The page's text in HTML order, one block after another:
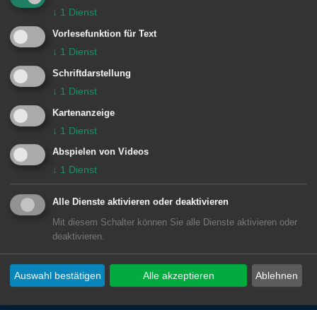
Besondere Vorkommnisse:
Einheiten Feuerwehr Aalen:
Zugführer vom Dienst
3 Ebnat / Waldhausen
↓ 1 Dienst
Vorlesefunktion für Text
↓ 1 Dienst
Schriftdarstellung
↓ 1 Dienst
Kartenanzeige
↓ 1 Dienst
Abspielen von Videos
↓ 1 Dienst
Alle Dienste aktivieren oder deaktivieren
Mit diesem Schalter können Sie alle Dienste aktivieren oder
deaktivieren.
Ablehnen
Auswahl bestätigen Alle akzeptieren